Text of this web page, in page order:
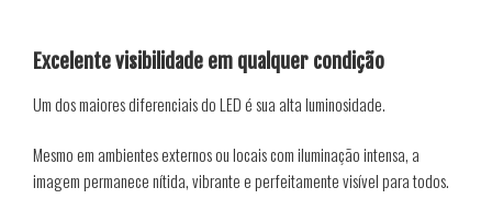
Excelente visibilidade em qualquer condição
Um dos maiores diferenciais do LED é sua alta luminosidade.
Mesmo em ambientes externos ou locais com iluminação intensa, a
imagem permanece nítida, vibrante e perfeitamente visível para todos.